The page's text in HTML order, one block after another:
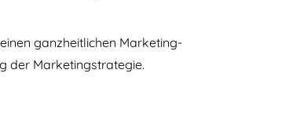
ganzheitlichen Marketing-
der Marketingstrategie.